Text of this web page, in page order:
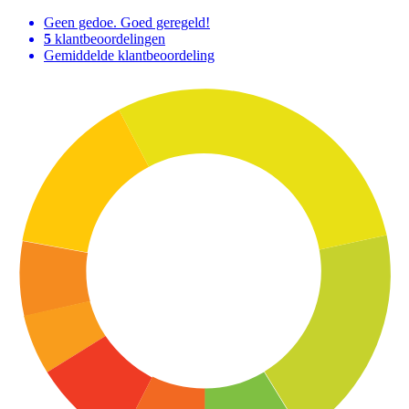
Geen gedoe. Goed geregeld!
5 klantbeoordelingen
Gemiddelde klantbeoordeling